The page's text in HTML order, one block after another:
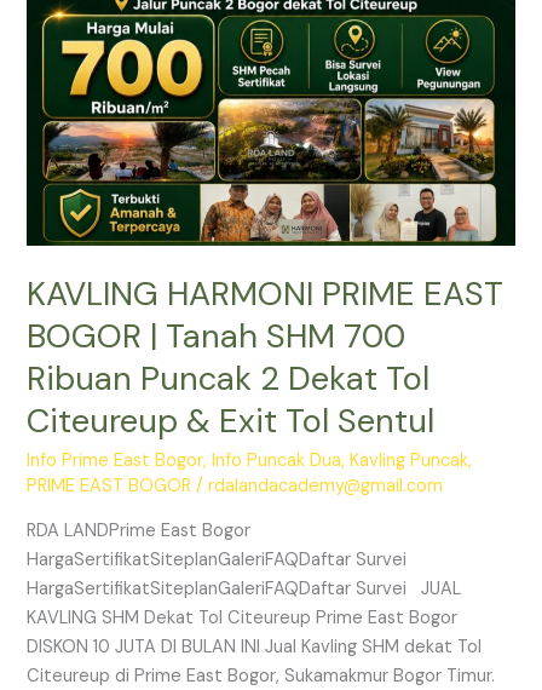
KAVLING HARMONI PRIME EAST
BOGOR | Tanah SHM 700
Ribuan Puncak 2 Dekat Tol
Citeureup & Exit Tol Sentul
Info Prime East Bogor,Info Puncak Dua,Kavling Puncak,
PRIME EAST BOGOR /rdalandacademy@gmail.com
RDA LANDPrime East Bogor
HargaSertifikatSiteplanGaleriFAQDaftar Survei
HargaSertifikatSiteplanGaleriFAQDaftar Survei JUAL
KAVLING SHM Dekat Tol Citeureup Prime East Bogor
DISKON 10 JUTA DI BULAN INI Jual Kavling SHM dekat Tol
Citeureup di Prime East Bogor, Sukamakmur Bogor Timur.
Tanah
700
Ribuan
Puncak
Dekat
Citeureup
Exit
Tol